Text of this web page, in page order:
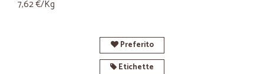
7,62 €/Kg
Preferito
Etichette